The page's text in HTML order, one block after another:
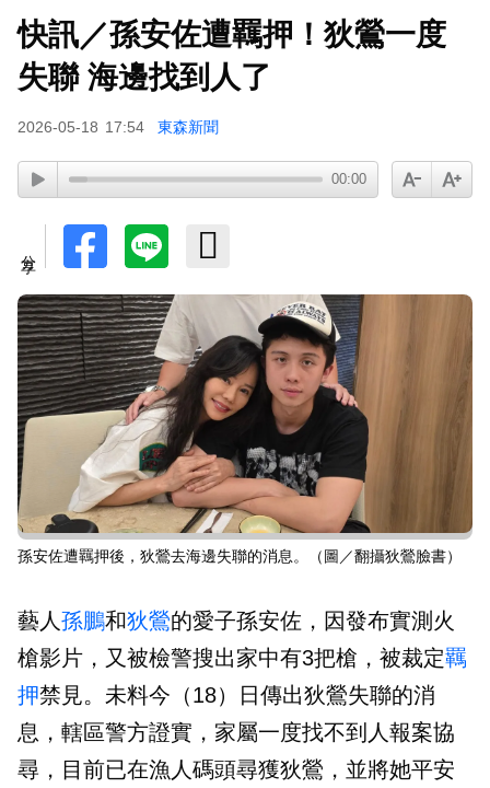
快訊／孫安佐遭羈押！狄鶯一度
失聯 海邊找到人了
2026-05-18 17:54 東森新聞
00:00
孫安佐遭羈押後，狄鶯去海邊失聯的消息。（圖／翻攝狄鶯臉書）
藝人孫鵬和狄鶯的愛子孫安佐，因發布實測火
槍影片，又被檢警搜出家中有3把槍，被裁定羈
押禁見。未料今（18）日傳出狄鶯失聯的消
息，轄區警方證實，家屬一度找不到人報案協
尋，目前已在漁人碼頭尋獲狄鶯，並將她平安